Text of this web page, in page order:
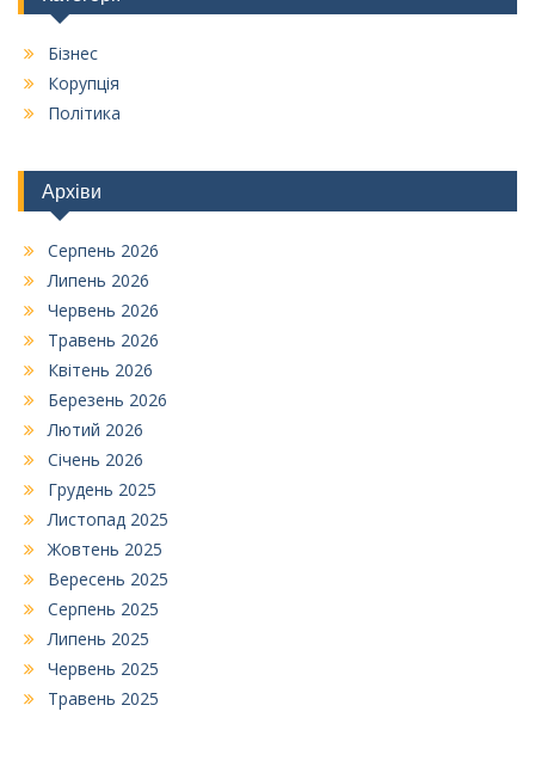
Бізнес
Корупція
Політика
Архіви
Серпень 2026
Липень 2026
Червень 2026
Травень 2026
Квітень 2026
Березень 2026
Лютий 2026
Січень 2026
Грудень 2025
Листопад 2025
Жовтень 2025
Вересень 2025
Серпень 2025
Липень 2025
Червень 2025
Травень 2025